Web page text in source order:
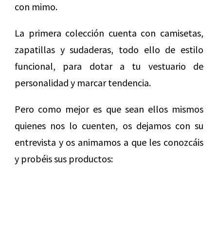
con mimo.
La primera colección cuenta con camisetas,
zapatillas y sudaderas, todo ello de estilo
funcional, para dotar a tu vestuario de
personalidad y marcar tendencia.
Pero como mejor es que sean ellos mismos
quienes nos lo cuenten, os dejamos con su
entrevista y os animamos a que les conozcáis
y probéis sus productos: